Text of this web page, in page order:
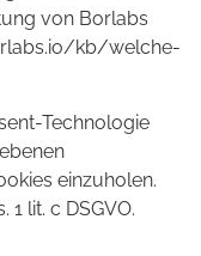
von Borlabs
kb/welche-
Technologie
einzuholen.
lit. c DSGVO.